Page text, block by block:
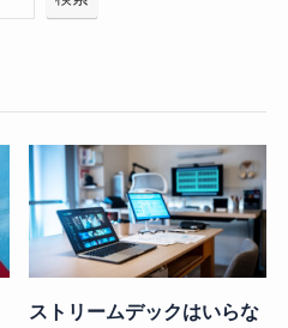
ストリームデックはいらな